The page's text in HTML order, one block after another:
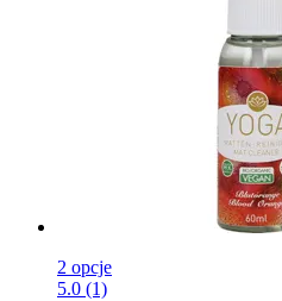
2 opcje
5.0 (1)